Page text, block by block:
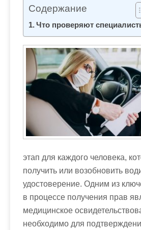
Содержание
Что проверяют
этап для каждого человека,
получить или возобновить
удостоверение. Одним из
в процессе получения прав
медицинское
необходимо для